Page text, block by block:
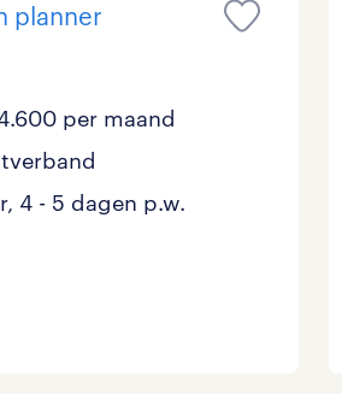
0
planner
per maand
4 - 5 dagen p.w.